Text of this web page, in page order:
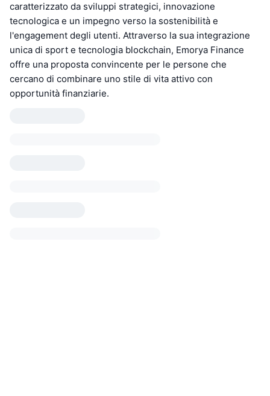
caratterizzato da sviluppi strategici, innovazione
tecnologica e un impegno verso la sostenibilità e
l'engagement degli utenti. Attraverso la sua integrazione
unica di sport e tecnologia blockchain, Emorya Finance
offre una proposta convincente per le persone che
cercano di combinare uno stile di vita attivo con
opportunità finanziarie.